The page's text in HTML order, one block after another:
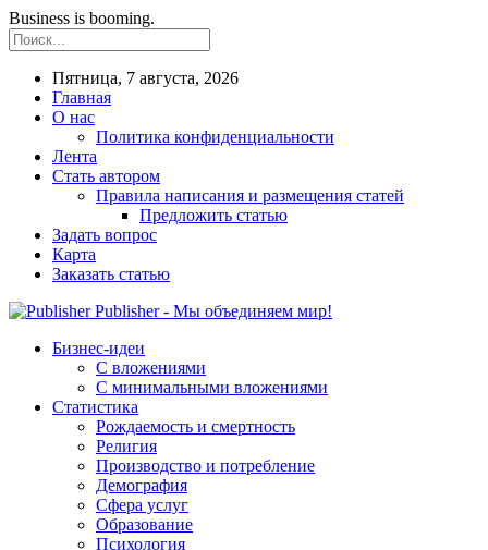
Business is booming.
Пятница, 7 августа, 2026
Главная
О нас
Политика конфиденциальности
Лента
Стать автором
Правила написания и размещения статей
Предложить статью
Задать вопрос
Карта
Заказать статью
Publisher - Мы объединяем мир!
Бизнес-идеи
С вложениями
С минимальными вложениями
Статистика
Рождаемость и смертность
Религия
Производство и потребление
Демография
Сфера услуг
Образование
Психология